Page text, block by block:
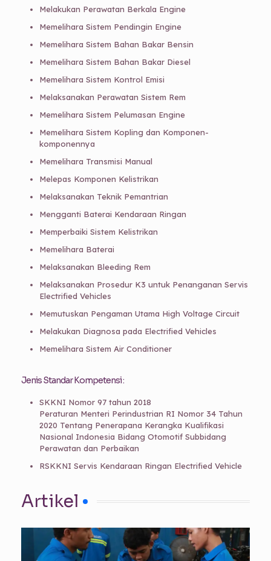
Melakukan Perawatan Berkala Engine
Memelihara Sistem Pendingin Engine
Memelihara Sistem Bahan Bakar Bensin
Memelihara Sistem Bahan Bakar Diesel
Memelihara Sistem Kontrol Emisi
Melaksanakan Perawatan Sistem Rem
Memelihara Sistem Pelumasan Engine
Memelihara Sistem Kopling dan Komponen-
komponennya
Memelihara Transmisi Manual
Melepas Komponen Kelistrikan
Melaksanakan Teknik Pemantrian
Mengganti Baterai Kendaraan Ringan
Memperbaiki Sistem Kelistrikan
Memelihara Baterai
Melaksanakan Bleeding Rem
Melaksanakan Prosedur K3 untuk Penanganan Servis
Electrified Vehicles
Memutuskan Pengaman Utama High Voltage Circuit
Melakukan Diagnosa pada Electrified Vehicles
Memelihara Sistem Air Conditioner
Jenis Standar Kompetensi :
SKKNI Nomor 97 tahun 2018
Peraturan Menteri Perindustrian RI Nomor 34 Tahun
2020 Tentang Penerapana Kerangka Kualifikasi
Nasional Indonesia Bidang Otomotif Subbidang
Perawatan dan Perbaikan
RSKKNI Servis Kendaraan Ringan Electrified Vehicle
Artikel